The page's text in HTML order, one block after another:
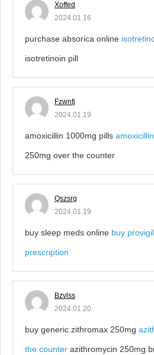
Xoffed
2024.01.16
purchase absorica online
isotretinoin pill
Fzwnfj
2024.01.19
amoxicillin 1000mg pills
250mg over the counter
Qszsrg
2024.01.19
buy sleep meds online buy
prescription
Bzvlss
2024.01.20
buy generic zithromax 250mg
the counter azithromycin 250mg